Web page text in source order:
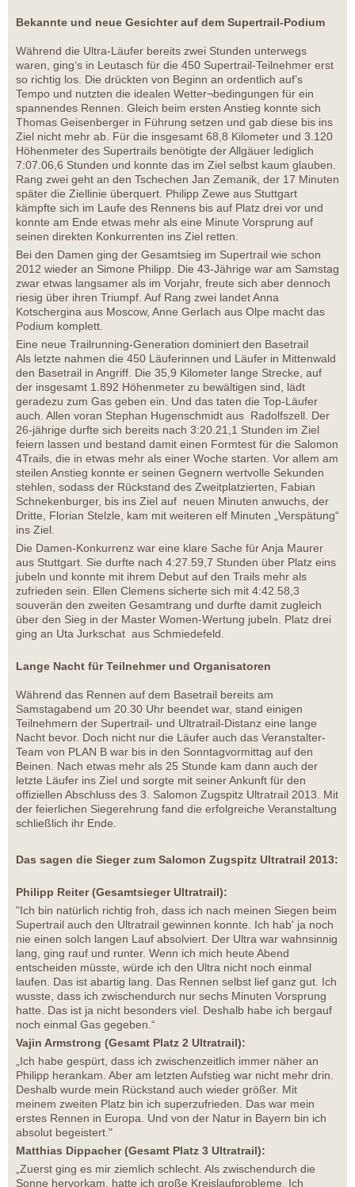
Bekannte und neue Gesichter auf dem Supertrail-Podium
Während die Ultra-Läufer bereits zwei Stunden unterwegs
waren, ging‘s in Leutasch für die 450 Supertrail-Teilnehmer erst
so richtig los. Die drückten von Beginn an ordentlich auf’s
Tempo und nutzten die idealen Wetter¬bedingungen für ein
spannendes Rennen. Gleich beim ersten Anstieg konnte sich
Thomas Geisenberger in Führung setzen und gab diese bis ins
Ziel nicht mehr ab. Für die insgesamt 68,8 Kilometer und 3.120
Höhenmeter des Supertrails benötigte der Allgäuer lediglich
7:07.06,6 Stunden und konnte das im Ziel selbst kaum glauben.
Rang zwei geht an den Tschechen Jan Zemanik, der 17 Minuten
später die Ziellinie überquert. Philipp Zewe aus Stuttgart
kämpfte sich im Laufe des Rennens bis auf Platz drei vor und
konnte am Ende etwas mehr als eine Minute Vorsprung auf
seinen direkten Konkurrenten ins Ziel retten.
Bei den Damen ging der Gesamtsieg im Supertrail wie schon
2012 wieder an Simone Philipp. Die 43-Jährige war am Samstag
zwar etwas langsamer als im Vorjahr, freute sich aber dennoch
riesig über ihren Triumpf. Auf Rang zwei landet Anna
Kotschergina aus Moscow, Anne Gerlach aus Olpe macht das
Podium komplett.
Eine neue Trailrunning-Generation dominiert den Basetrail
Als letzte nahmen die 450 Läuferinnen und Läufer in Mittenwald
den Basetrail in Angriff. Die 35,9 Kilometer lange Strecke, auf
der insgesamt 1.892 Höhenmeter zu bewältigen sind, lädt
geradezu zum Gas geben ein. Und das taten die Top-Läufer
auch. Allen voran Stephan Hugenschmidt aus Radolfszell. Der
26-jährige durfte sich bereits nach 3:20.21,1 Stunden im Ziel
feiern lassen und bestand damit einen Formtest für die Salomon
4Trails, die in etwas mehr als einer Woche starten. Vor allem am
steilen Anstieg konnte er seinen Gegnern wertvolle Sekunden
stehlen, sodass der Rückstand des Zweitplatzierten, Fabian
Schnekenburger, bis ins Ziel auf neuen Minuten anwuchs, der
Dritte, Florian Stelzle, kam mit weiteren elf Minuten „Verspätung“
ins Ziel.
Die Damen-Konkurrenz war eine klare Sache für Anja Maurer
aus Stuttgart. Sie durfte nach 4:27.59,7 Stunden über Platz eins
jubeln und konnte mit ihrem Debut auf den Trails mehr als
zufrieden sein. Ellen Clemens sicherte sich mit 4:42.58,3
souverän den zweiten Gesamtrang und durfte damit zugleich
über den Sieg in der Master Women-Wertung jubeln. Platz drei
ging an Uta Jurkschat aus Schmiedefeld.
Lange Nacht für Teilnehmer und Organisatoren
Während das Rennen auf dem Basetrail bereits am
Samstagabend um 20.30 Uhr beendet war, stand einigen
Teilnehmern der Supertrail- und Ultratrail-Distanz eine lange
Nacht bevor. Doch nicht nur die Läufer auch das Veranstalter-
Team von PLAN B war bis in den Sonntagvormittag auf den
Beinen. Nach etwas mehr als 25 Stunde kam dann auch der
letzte Läufer ins Ziel und sorgte mit seiner Ankunft für den
offiziellen Abschluss des 3. Salomon Zugspitz Ultratrail 2013. Mit
der feierlichen Siegerehrung fand die erfolgreiche Veranstaltung
schließlich ihr Ende.
Das sagen die Sieger zum Salomon Zugspitz Ultratrail 2013:
Philipp Reiter (Gesamtsieger Ultratrail):
"Ich bin natürlich richtig froh, dass ich nach meinen Siegen beim
Supertrail auch den Ultratrail gewinnen konnte. Ich hab' ja noch
nie einen solch langen Lauf absolviert. Der Ultra war wahnsinnig
lang, ging rauf und runter. Wenn ich mich heute Abend
entscheiden müsste, würde ich den Ultra nicht noch einmal
laufen. Das ist abartig lang. Das Rennen selbst lief ganz gut. Ich
wusste, dass ich zwischendurch nur sechs Minuten Vorsprung
hatte. Das ist ja nicht besonders viel. Deshalb habe ich bergauf
noch einmal Gas gegeben.“
Vajin Armstrong (Gesamt Platz 2 Ultratrail):
„Ich habe gespürt, dass ich zwischenzeitlich immer näher an
Philipp herankam. Aber am letzten Aufstieg war nicht mehr drin.
Deshalb wurde mein Rückstand auch wieder größer. Mit
meinem zweiten Platz bin ich superzufrieden. Das war mein
erstes Rennen in Europa. Und von der Natur in Bayern bin ich
absolut begeistert."
Matthias Dippacher (Gesamt Platz 3 Ultratrail):
„Zuerst ging es mir ziemlich schlecht. Als zwischendurch die
Sonne hervorkam, hatte ich große Kreislaufprobleme. Ich